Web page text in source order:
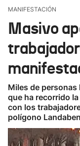
MANIFESTACIÓN
Masivo
Miles de
que ha recorrido
con los
polígono